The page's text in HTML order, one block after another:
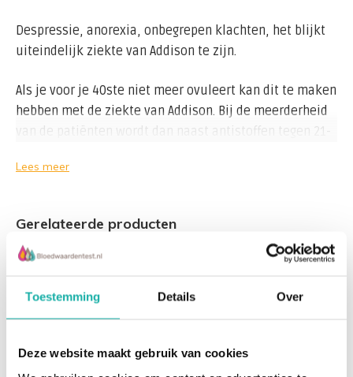
Toestemming Details Over
Deze website maakt gebruik van cookies
Despressie, anorexia, onbegrepen klachten, het blijkt
uiteindelijk ziekte van Addison te zijn.
Als je voor je 40ste niet meer ovuleert kan dit te maken
hebben met de ziekte van Addison. Bij de meerderheid
van de patiënten wordt dan naast antistoffen tegen 21-
tegen steroïdhormoon-producerende cellen (SCA)
Wanneer er antistoffen aangemaakt worden tegen de
bijnierschors, ontwikkelt dat in 50% van de gevallen in
immuunziekte. 21-hydro-xylase antilichamen hebben
Lees meer
Gerelateerde producten